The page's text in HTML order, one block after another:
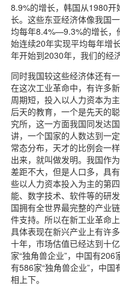
8.9%的增长，韩国从1980
长。这些东亚经济体像我国
均每年8.4%—9.3%的增长，
始连续20年实现平均每年增
年开始到2030年，我们的经
同时我国较这些经济体还有
在这次工业革命中，有许多
周期短，投入以人力资本为
后天的教育，一个是先天的
究所，这一方面我国同发达
讲，一个国家的人数达到一
常态分布，天才的比例会一
出来，就叫做发明。我国作
差距不大，但是人口多，具
些以人力资本投入为主的第
能、数字技术、软件等的研
国拥有全世界最完整的产业
件支持。所以在新工业革命
具体表现在新兴产业上有许
十年，市场估值已经达到十
家“独角兽企业”，中国有
有586家“独角兽企业”，中
相上下。